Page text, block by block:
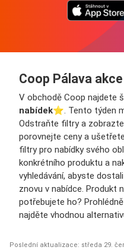
Coop Pálava
V obchodě Coop najdete
nabídek⭐️. Tento týden
Odstraňte filtry a zobrazte
porovnejte ceny a
filtry pro nabídky svého
konkrétního produktu a
vyhledávání, abyste
znovu v nabídce. Produkt
potřebujete ho?
najděte vhodnou
Poslední aktualizace: středa 29.